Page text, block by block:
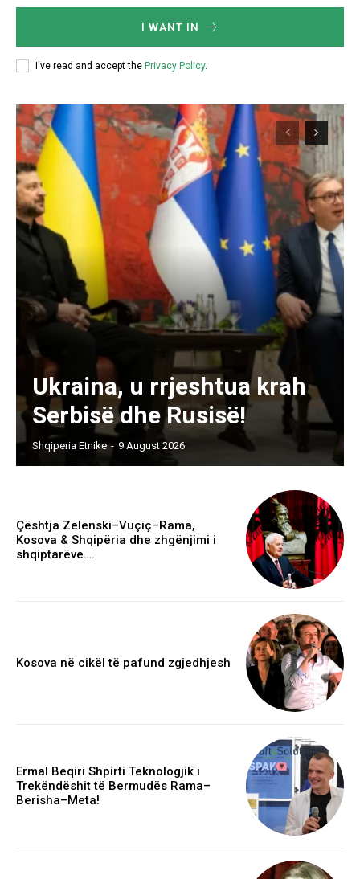
I WANT IN
I've read and accept the Privacy Policy.
Ukraina, u rrjeshtua krah
Serbisë dhe Rusisë!
Shqiperia Etnike - 9 August 2026
Çështja Zelenski–Vuçiç–Rama,
Kosova & Shqipëria dhe zhgënjimi i
shqiptarëve….
Kosova në cikël të pafund zgjedhjesh
Ermal Beqiri Shpirti Teknologjik i
Trekëndëshit të Bermudës Rama–
Berisha–Meta!